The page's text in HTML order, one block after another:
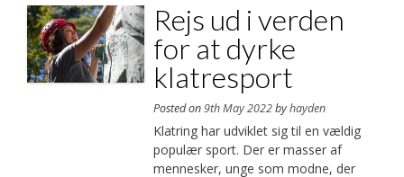
Rejs ud i verden
for at dyrke
klatresport
Posted on9th May 2022byhayden
Klatring har udviklet sig til en vældig
populær sport. Der er masser af
mennesker, unge som modne, der